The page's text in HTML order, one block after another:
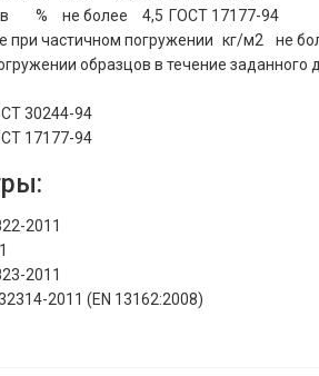
% не более 4,5 ГОСТ 17177-94
при частичном погружении кг/м2 не
образцов в течение заданного
30244-94
17177-94
2011
2011
2011 (EN 13162:2008)